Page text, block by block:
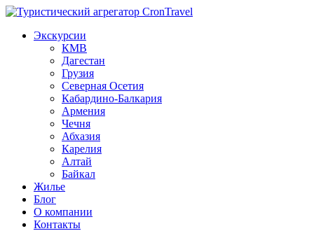
Экскурсии
КМВ
Дагестан
Грузия
Северная Осетия
Кабардино-Балкария
Армения
Чечня
Абхазия
Карелия
Алтай
Байкал
Жилье
Блог
О компании
Контакты